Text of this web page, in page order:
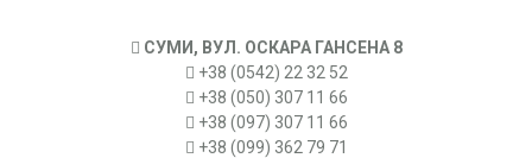
СУМИ, ВУЛ. ОСКАРА ГАНСЕНА 8
+38 (0542) 22 32 52
+38 (050) 307 11 66
+38 (097) 307 11 66
+38 (099) 362 79 71